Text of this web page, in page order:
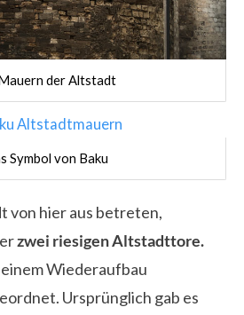
der Altstadt
Symbol von Baku
von hier aus betreten,
zwei riesigen Altstadttore.
Wiederaufbau
Ursprünglich gab es